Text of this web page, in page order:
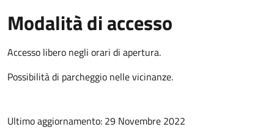
Modalità di accesso
Accesso libero negli orari di apertura.
Possibilità di parcheggio nelle vicinanze.
Ultimo aggiornamento: 29 Novembre 2022